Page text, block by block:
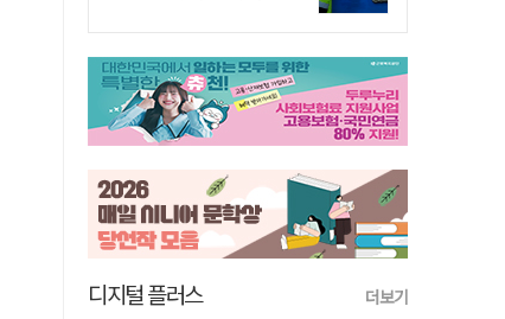
디지털 플러스 더보기